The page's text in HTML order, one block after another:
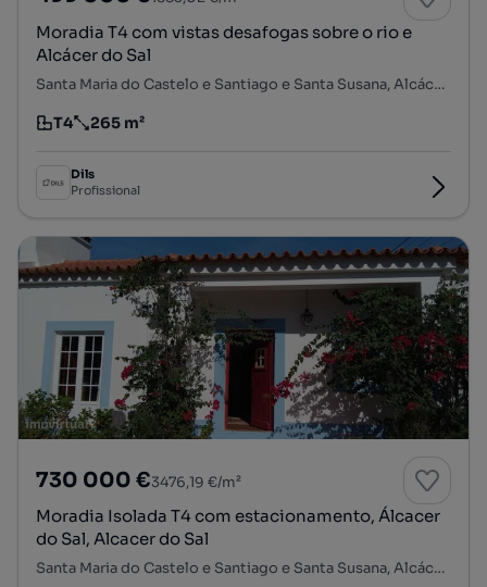
Moradia T4 com vistas desafogas sobre o rio e
Alcácer do Sal
Santa Maria do Castelo e Santiago e Santa Susana, Alcácer do Sal, Setúbal
Tipologia
T4
Preço por metro quadrado
265 m²
Dils
Profissional
730 000 €3476,19 €/m²
Moradia Isolada T4 com estacionamento, Álcacer
do Sal, Alcacer do Sal
Santa Maria do Castelo e Santiago e Santa Susana, Alcácer do Sal, Setúbal